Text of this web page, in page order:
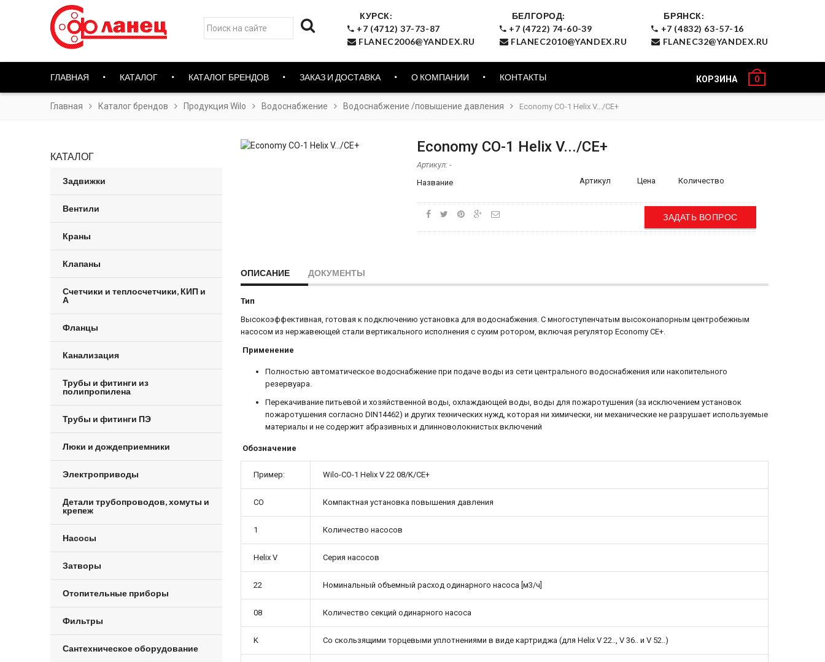
КУРСК:
+7 (4712) 37-73-87
FLANEC2006@YANDEX.RU
БЕЛГОРОД:
+7 (4722) 74-60-39
FLANEC2010@YANDEX.RU
БРЯНСК:
+7 (4832) 63-57-16
FLANEC32@YANDEX.RU
ГЛАВНАЯ КАТАЛОГ КАТАЛОГ БРЕНДОВ ЗАКАЗ И ДОСТАВКА О КОМПАНИИ КОНТАКТЫ КОРЗИНА 0
Главная Каталог брендов Продукция Wilo Водоснабжение Водоснабжение /повышение давления Economy CO-1 Helix V.../CE+
КАТАЛОГ
Задвижки
Вентили
Краны
Клапаны
Счетчики и теплосчетчики, КИП и
А
Фланцы
Канализация
Трубы и фитинги из
полипропилена
Трубы и фитинги ПЭ
Люки и дождеприемники
Электроприводы
Детали трубопроводов, хомуты и
крепеж
Насосы
Затворы
Отопительные приборы
Фильтры
Сантехническое оборудование
Economy CO-1 Helix V.../CE+
Артикул: -
Название
Артикул Цена Количество
ЗАДАТЬ ВОПРОС
ОПИСАНИЕ ДОКУМЕНТЫ
Тип
Высокоэффективная, готовая к подключению установка для водоснабжения. С многоступенчатым высоконапорным центробежным
насосом из нержавеющей стали вертикального исполнения с сухим ротором, включая регулятор Economy CE+.
Применение
Полностью автоматическое водоснабжение при подаче воды из сети центрального водоснабжения или накопительного
резервуара.
Перекачивание питьевой и хозяйственной воды, охлаждающей воды, воды для пожаротушения (за исключением установок
пожаротушения согласно DIN14462) и других технических нужд, которая ни химически, ни механические не разрушает используемые
материалы и не содержит абразивных и длинноволокнистых включений
Обозначение
Пример: Wilo-CO-1 Helix V 22 08/K/CE+
CO Компактная установка повышения давления
1 Количество насосов
Helix V Серия насосов
22 Номинальный объемный расход одинарного насоса [м3/ч]
08 Количество секций одинарного насоса
K Со скользящими торцевыми уплотнениями в виде картриджа (для Helix V 22.., V 36.. и V 52..)